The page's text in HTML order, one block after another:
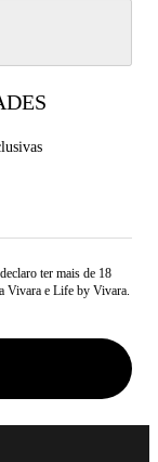
, declaro ter mais de 18
Vivara e Life by Vivara.